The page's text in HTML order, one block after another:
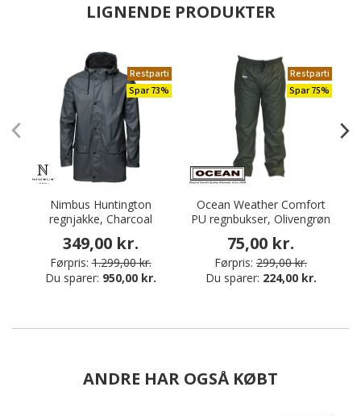
LIGNENDE PRODUKTER
Restparti
Spar 73%
Nimbus Huntington
regnjakke, Charcoal
349,00 kr.
Førpris: 1.299,00 kr.
Du sparer: 950,00 kr.
Restparti
Spar 75%
Ocean Weather Comfort
PU regnbukser, Olivengrøn
75,00 kr.
Førpris: 299,00 kr.
Du sparer: 224,00 kr.
ANDRE HAR OGSÅ KØBT